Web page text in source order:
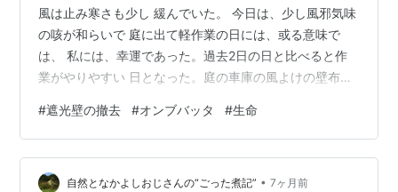
風は止み寒さも少し 緩んでいた。 今日は、少し風邪気味
の咳が和らいで 庭に出て軽作業の日には、或る意味で
は、 私には、幸運であった。過去2日の日と比べると作
業がやりやすい 日となった。庭の車庫の風よけの壁布
は、日よけの為なので冬は、 必要ないので早く取外すべ
き だった。思いが至らずそのままになって、 昨日の強風
で、破損したのである。 丈夫な帆布だったので、其意味
でも 残念に思うのである。庭に広げて折りたたみ、小一
#遮光壁の撤去 #オンブバッタ #生命
自然となかよしおじさんの“ごった煮記” • 7ヶ月前